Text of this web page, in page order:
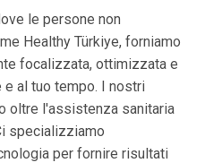
le persone non
Healthy Türkiye, forniamo
focalizzata, ottimizzata e
al tuo tempo. I nostri
oltre l'assistenza sanitaria
specializziamo
per fornire risultati